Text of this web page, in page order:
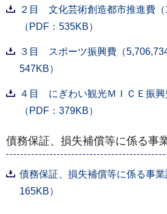
２目 文化芸術創造都市推進費（
（PDF：535KB）
３目 スポーツ振興費（
547KB）
４目 にぎわい観光ＭＩＣＥ振興
（PDF：379KB）
債務保証、損失補償等に係る事
債務保証、損失補償等に係る事業
165KB）